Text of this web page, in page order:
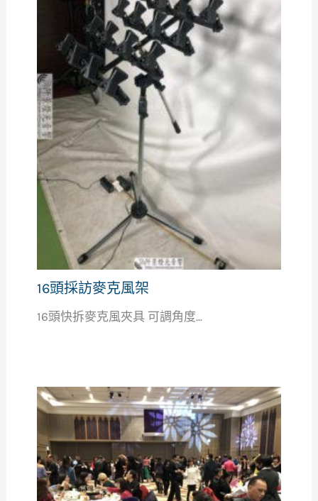
16頭採訪麥克風架
16頭快拆麥克風夾具 可調角度...